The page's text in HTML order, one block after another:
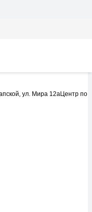
ул. Мира 12аЦентр по